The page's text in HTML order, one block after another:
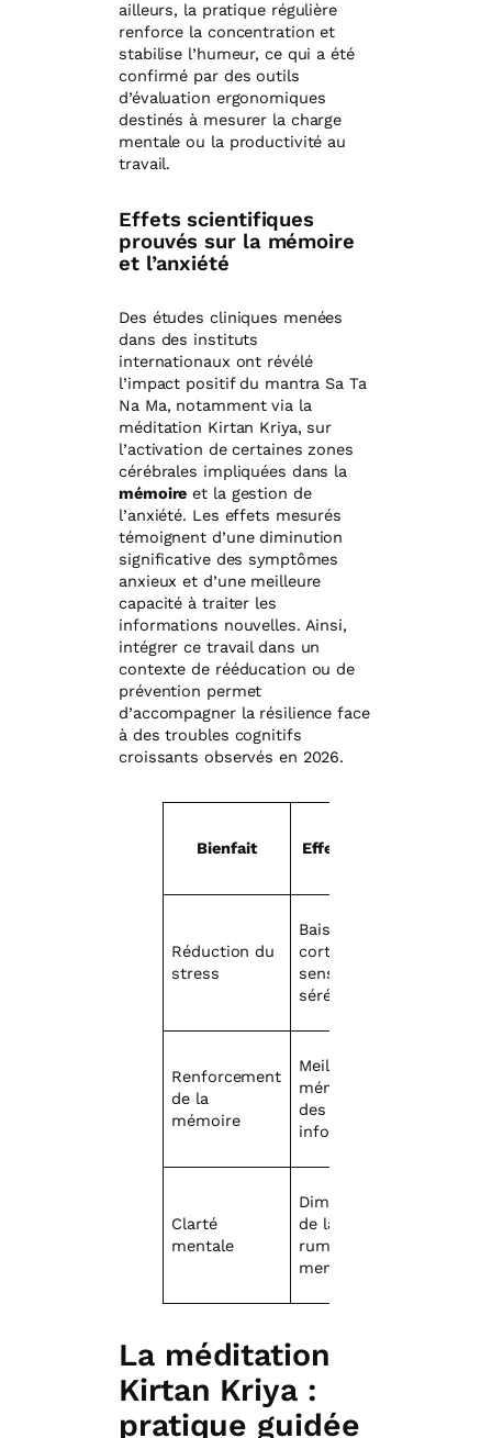
ailleurs, la pratique régulière
renforce la concentration et
stabilise l’humeur, ce qui a été
confirmé par des outils
d’évaluation ergonomiques
destinés à mesurer la charge
mentale ou la productivité au
travail.
Effets scientifiques
prouvés sur la mémoire
et l’anxiété
Des études cliniques menées
dans des instituts
internationaux ont révélé
l’impact positif du mantra Sa Ta
Na Ma, notamment via la
méditation Kirtan Kriya, sur
l’activation de certaines zones
cérébrales impliquées dans la
mémoire et la gestion de
l’anxiété. Les effets mesurés
témoignent d’une diminution
significative des symptômes
anxieux et d’une meilleure
capacité à traiter les
informations nouvelles. Ainsi,
intégrer ce travail dans un
contexte de rééducation ou de
prévention permet
d’accompagner la résilience face
à des troubles cognitifs
croissants observés en 2026.
Bienfait Effet observé
Réduction du
stress
Baisse du
cortisol,
sensation de
sérénité
Renforcement
de la
mémoire
Meilleure
mémorisation
des
informations
Clarté
mentale
Diminution
de la
rumination
mentale
La méditation
Kirtan Kriya :
pratique guidée